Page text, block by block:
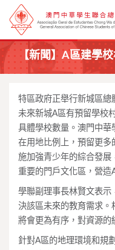
【新聞】A區建學
特區政府正舉行新城區總
未來新城A區有預留學校
具體學校數量。澳門中華
在用地比例上，預留更多
施加強青少年的綜合發展
重要的門戶文化區，營造
學聯副理事長林賢文表示
決該區未來的教育需求。
將會更為有序，對資源的
針對A區的地理環境和規